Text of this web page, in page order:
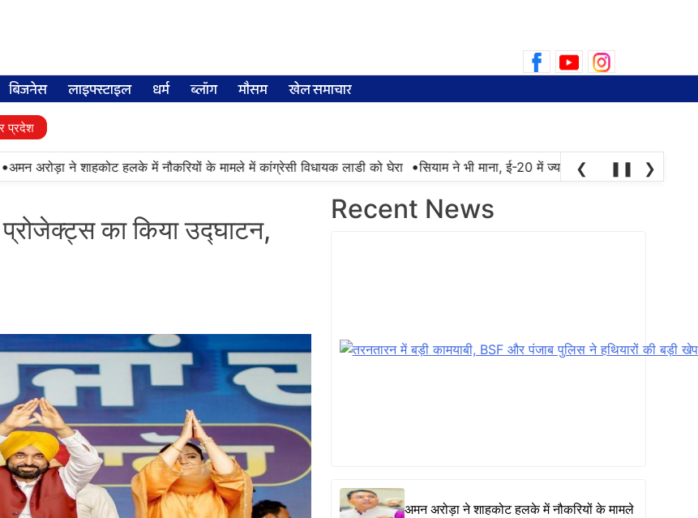
for:
बिजनेस लाइफ्स्टाइल धर्म ब्लॉग मौसम खेल समाचार
प्रदेश
ने शाहकोट हलके में नौकरियों के मामले में कांग्रेसी विधायक लाडी को घेरा •सियाम ने भी माना, ई-20 में ज्यादा क्लोराइड और नमी के कारण खराब
❮ ❚❚ ❯
का किया उद्घाटन,
Recent News
अमन अरोड़ा ने शाहकोट हलके में नौकरियों के मामले